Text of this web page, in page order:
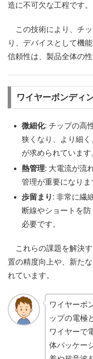
造に不可欠な工程です。
この技術により、チ
り、デバイスとして機
信頼性は、製品全体の
ワイヤーボンディ
微細化: チップの高
狭くなり、より細
が求められています
熱管理: 大電流が流
管理が重要になりま
歩留まり : 非常に繊
断線やショートを
必要です。
これらの課題を解決
置の精度向上や、新た
れています。
ワイヤーボ
ップの電極
ワイヤーで
体パッケー